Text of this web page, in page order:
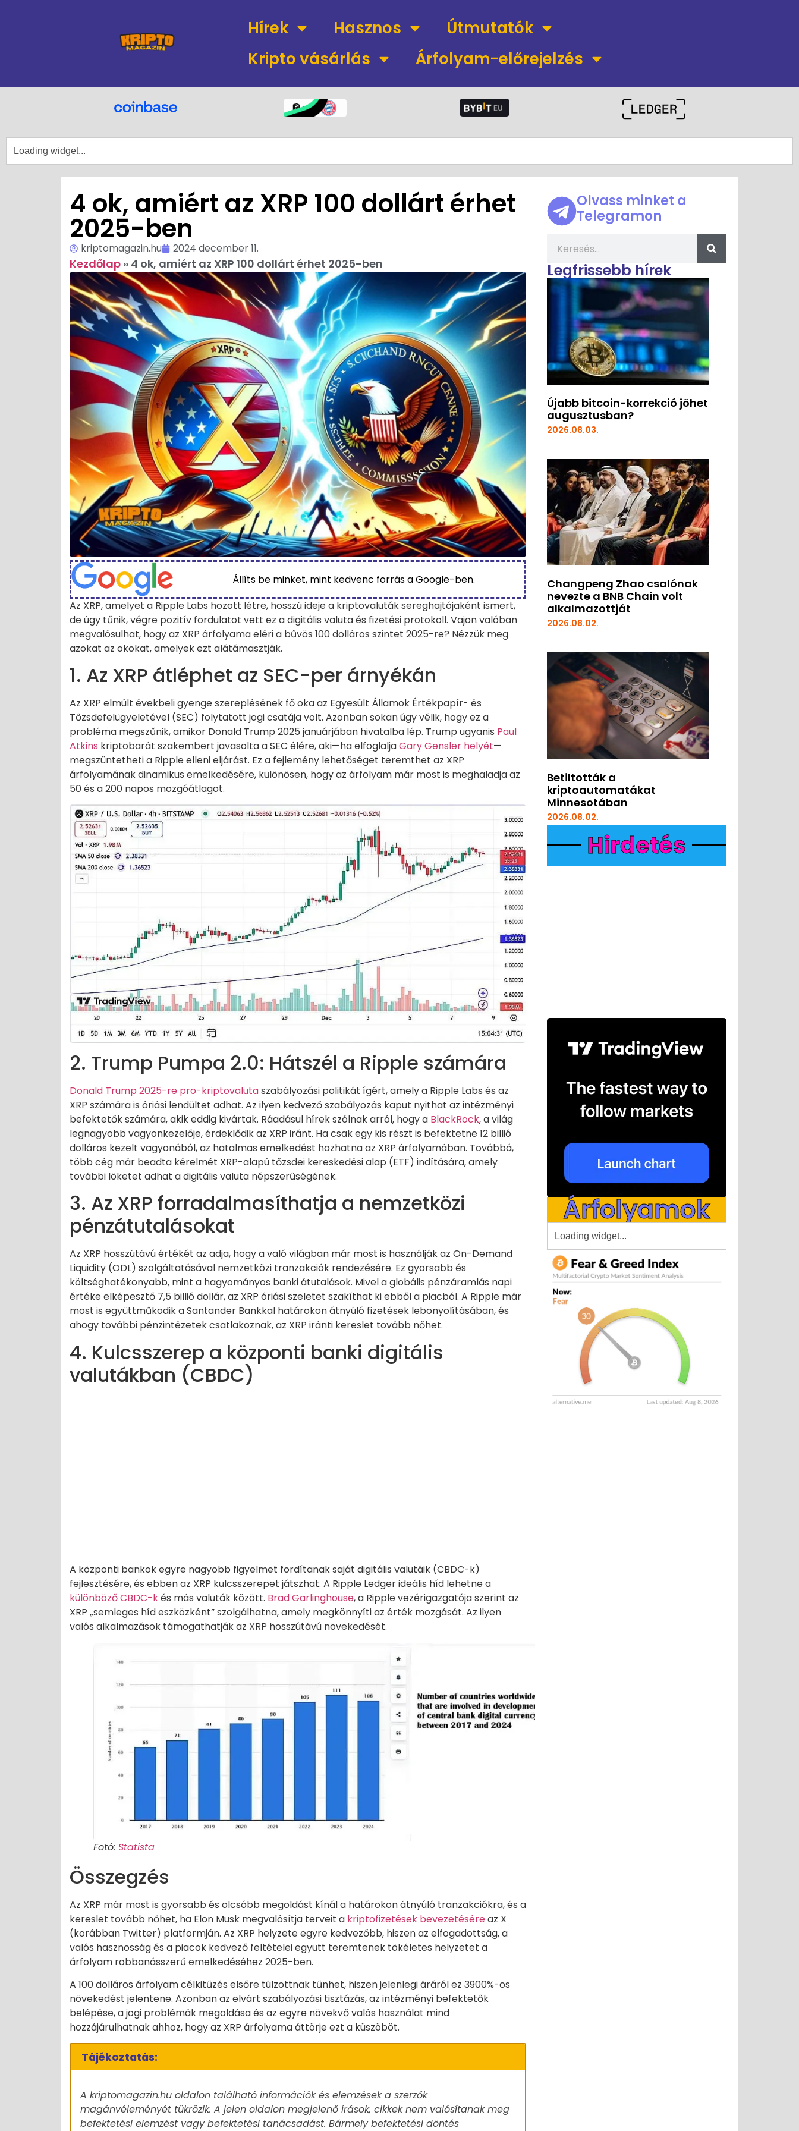
Hírek Hasznos
Útmutatók
Kripto vásárlás
Árfolyam-előrejelzés
4 ok, amiért az XRP 100 dollárt érhet
2025-ben
kriptomagazin.hu 2024 december 11.
Kezdőlap » 4 ok, amiért az XRP 100 dollárt érhet 2025-ben
Állíts be minket, mint kedvenc forrás a Google-ben.
Az XRP, amelyet a Ripple Labs hozott létre, hosszú ideje a kriptovaluták sereghajtójaként ismert,
de úgy tűnik, végre pozitív fordulatot vett ez a digitális valuta és fizetési protokoll. Vajon valóban
megvalósulhat, hogy az XRP árfolyama eléri a bűvös 100 dolláros szintet 2025-re? Nézzük meg
azokat az okokat, amelyek ezt alátámasztják.
1. Az XRP átléphet az SEC-per árnyékán
Az XRP elmúlt évekbeli gyenge szereplésének fő oka az Egyesült Államok Értékpapír- és
Tőzsdefelügyeletével (SEC) folytatott jogi csatája volt. Azonban sokan úgy vélik, hogy ez a
probléma megszűnik, amikor Donald Trump 2025 januárjában hivatalba lép. Trump ugyanis Paul
Atkins kriptobarát szakembert javasolta a SEC élére, aki—ha elfoglaljaGary Gensler helyét—
megszüntetheti a Ripple elleni eljárást. Ez a fejlemény lehetőséget teremthet az XRP
árfolyamának dinamikus emelkedésére, különösen, hogy az árfolyam már most is meghaladja az
50 és a 200 napos mozgóátlagot.
2. Trump Pumpa 2.0: Hátszél a Ripple számára
Donald Trump 2025-re pro-kriptovalutaszabályozási politikát ígért, amely a Ripple Labs és az
XRP számára is óriási lendültet adhat. Az ilyen kedvező szabályozás kaput nyithat az intézményi
befektetők számára, akik eddig kivártak. Ráadásul hírek szólnak arról, hogy a BlackRock, a világ
legnagyobb vagyonkezelője, érdeklődik az XRP iránt. Ha csak egy kis részt is befektetne 12 billió
dolláros kezelt vagyonából, az hatalmas emelkedést hozhatna az XRP árfolyamában. Továbbá,
több cég már beadta kérelmét XRP-alapú tőzsdei kereskedési alap (ETF) indítására, amely
további löketet adhat a digitális valuta népszerűségének.
3. Az XRP forradalmasíthatja a nemzetközi
pénzátutalásokat
Az XRP hosszútávú értékét az adja, hogy a való világban már most is használják az On-Demand
Liquidity (ODL) szolgáltatásával nemzetközi tranzakciók rendezésére. Ez gyorsabb és
költséghatékonyabb, mint a hagyományos banki átutalások. Mivel a globális pénzáramlás napi
értéke elképesztő 7,5 billió dollár, az XRP óriási szeletet szakíthat ki ebből a piacból. A Ripple már
most is együttműködik a Santander Bankkal határokon átnyúló fizetések lebonyolításában, és
ahogy további pénzintézetek csatlakoznak, az XRP iránti kereslet tovább nőhet.
4. Kulcsszerep a központi banki digitális
valutákban (CBDC)
A központi bankok egyre nagyobb figyelmet fordítanak saját digitális valutáik (CBDC-k)
fejlesztésére, és ebben az XRP kulcsszerepet játszhat. A Ripple Ledger ideális híd lehetne a
különböző CBDC-kés más valuták között. Brad Garlinghouse, a Ripple vezérigazgatója szerint az
XRP „semleges híd eszközként” szolgálhatna, amely megkönnyíti az érték mozgását. Az ilyen
valós alkalmazások támogathatják az XRP hosszútávú növekedését.
Fotó: Statista
Összegzés
Az XRP már most is gyorsabb és olcsóbb megoldást kínál a határokon átnyúló tranzakciókra, és a
kereslet tovább nőhet, ha Elon Musk megvalósítja terveit a kriptofizetések bevezetéséreaz X
(korábban Twitter) platformján. Az XRP helyzete egyre kedvezőbb, hiszen az elfogadottság, a
valós hasznosság és a piacok kedvező feltételei együtt teremtenek tökéletes helyzetet a
árfolyam robbanásszerű emelkedéséhez 2025-ben.
A 100 dolláros árfolyam célkitűzés elsőre túlzottnak tűnhet, hiszen jelenlegi áráról ez 3900%-os
növekedést jelentene. Azonban az elvárt szabályozási tisztázás, az intézményi befektetők
belépése, a jogi problémák megoldása és az egyre növekvő valós használat mind
hozzájárulhatnak ahhoz, hogy az XRP árfolyama áttörje ezt a küszöböt.
Tájékoztatás:
A kriptomagazin.hu oldalon található információk és elemzések a szerzők
magánvéleményét tükrözik. A jelen oldalon megjelenő írások, cikkek nem valósítanak meg
befektetési elemzést vagy befektetési tanácsadást. Bármely befektetési döntés
Olvass minket a
Telegramon
Legfrissebb hírek
Újabb bitcoin-korrekció jöhet
augusztusban?
2026.08.03.
Changpeng Zhao csalónak
nevezte a BNB Chain volt
alkalmazottját
2026.08.02.
Betiltották a
kriptoautomatákat
Minnesotában
2026.08.02.
Hirdetés
Árfolyamok